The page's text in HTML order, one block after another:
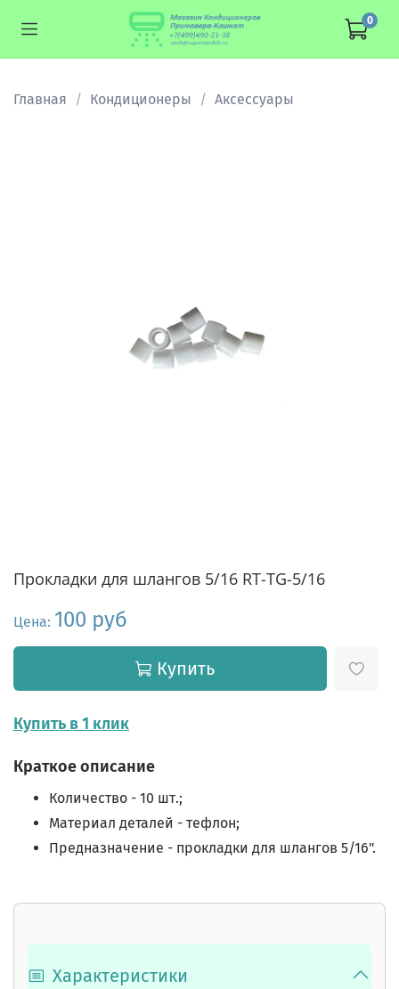
0
Главная Кондиционеры Аксессуары
Прокладки для шлангов 5/16 RT-TG-5/16
Цена: 100 руб
Купить
Купить в 1 клик
Краткое описание
Количество - 10 шт.;
Материал деталей - тефлон;
Предназначение - прокладки для шлангов 5/16".
Характеристики